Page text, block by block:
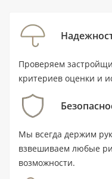
частично
как вариант для
парковка. Цену
Ключевые
Тип:
комнатой.
Проверяем
критериев оценки и
Мы всегда держим
взвешиваем любые
возможности.